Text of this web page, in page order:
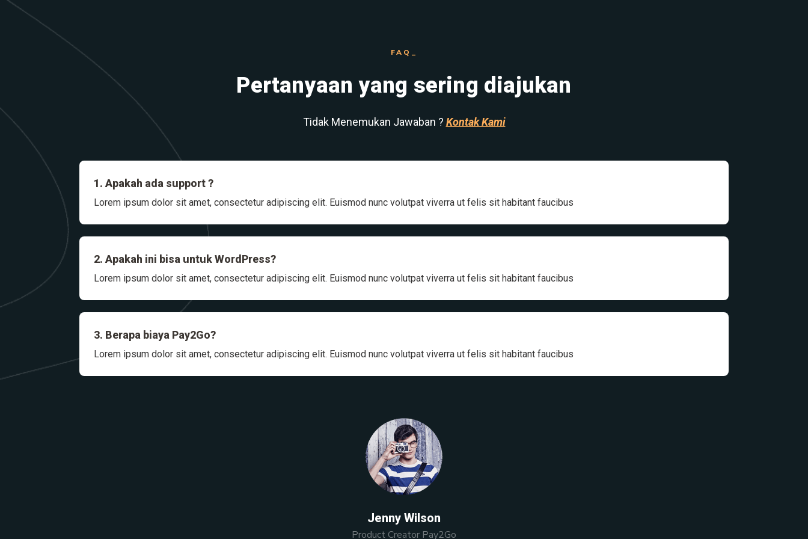
FAQ_
Pertanyaan yang sering diajukan
Tidak Menemukan Jawaban ? Kontak Kami
1. Apakah ada support ?
Lorem ipsum dolor sit amet, consectetur adipiscing elit. Euismod nunc volutpat viverra ut felis sit habitant faucibus
2. Apakah ini bisa untuk WordPress?
Lorem ipsum dolor sit amet, consectetur adipiscing elit. Euismod nunc volutpat viverra ut felis sit habitant faucibus
3. Berapa biaya Pay2Go?
Lorem ipsum dolor sit amet, consectetur adipiscing elit. Euismod nunc volutpat viverra ut felis sit habitant faucibus
Jenny Wilson
Product Creator Pay2Go